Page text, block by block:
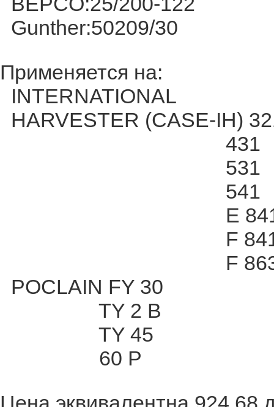
Gunther:50209/30
Применяется на:
INTERNATIONAL
HARVESTER (CASE-IH)
431
531
541
E
F
F
POCLAIN FY 30
TY 2 B
TY 45
60 P